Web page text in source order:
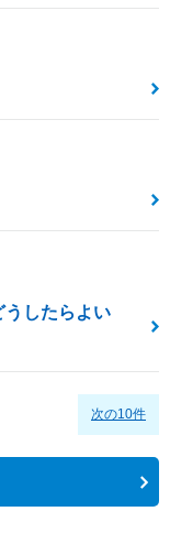
うしたらよい
次の10件